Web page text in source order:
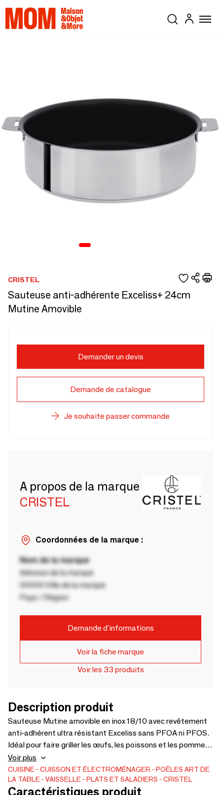
CRISTEL
Sauteuse anti-adhérente Exceliss+ 24cm
Mutine Amovible
Demander un devis
Demande de catalogue
Je souhaite passer commande
A propos de la marque
CRISTEL
Coordonnées de la marque :
Nom de la marque
Adresse de la marque
00000 Ville de la marque
Pays / Région
Demande d'informations
Voir la fiche marque
Voir les 33 produits
Description produit
Sauteuse Mutine amovible en inox 18/10 avec revêtement
anti-adhérent ultra résistant Exceliss sans PFOA ni PFOS.
Idéal pour faire griller les œufs, les poissons et les pommes
de terre. Design et élégante grâce à sa finition brillant
miroir. Dans un souci éco-responsable, CRISTEL offre la
possibilité de refaire l’anti-adhérent de votre poêle lorsque
celui-ci est usagé. Disponible en 4 tailles : 22, 24, 26 et
Voir plus
CUISINE CUISSON ET ÉLECTROMÉNAGER POÊLES ART DE
LA TABLE
VAISSELLE PLATS ET SALADIERS CRISTEL
Caractéristiques produit